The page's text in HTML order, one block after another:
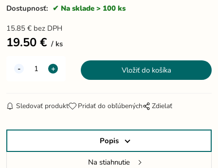
Dostupnosť: Na sklade > 100 ks
15.85 € bez DPH
19.50 € ks
Sledovať produkt Pridať do obľúbených Zdielať
Popis
Na stiahnutie